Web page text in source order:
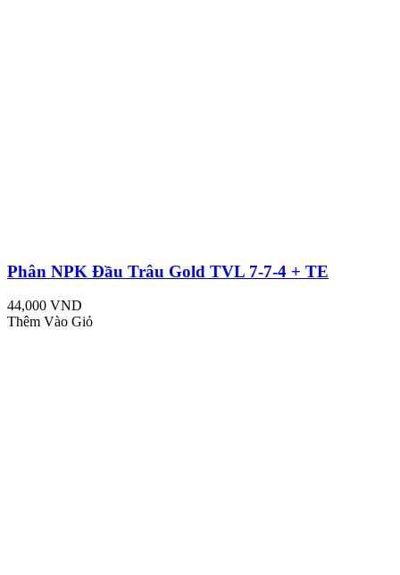
Phân NPK Đầu Trâu Gold TVL 7-7-4 + TE
44,000 VND
Thêm Vào Giỏ